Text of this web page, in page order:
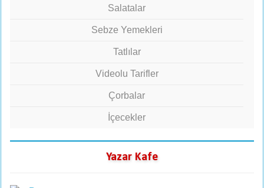
Salatalar
Sebze Yemekleri
Tatlılar
Videolu Tarifler
Çorbalar
İçecekler
Yazar Kafe